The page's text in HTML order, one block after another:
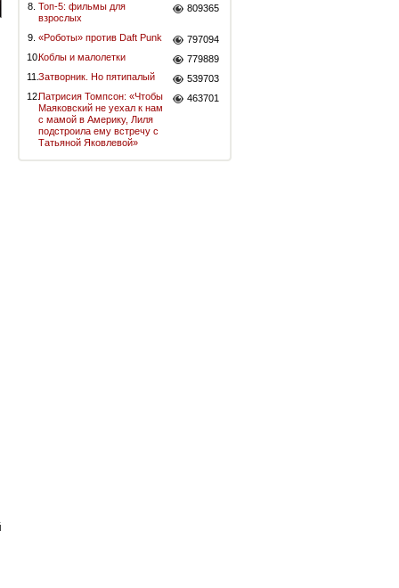
8. Топ-5: фильмы для
взрослых
809365
9. «Роботы» против Daft Punk
797094
10.Коблы и малолетки
779889
11.Затворник. Но пятипалый
539703
12.Патрисия Томпсон: «Чтобы
Маяковский не уехал к нам
с мамой в Америку, Лиля
подстроила ему встречу с
Татьяной Яковлевой»
463701